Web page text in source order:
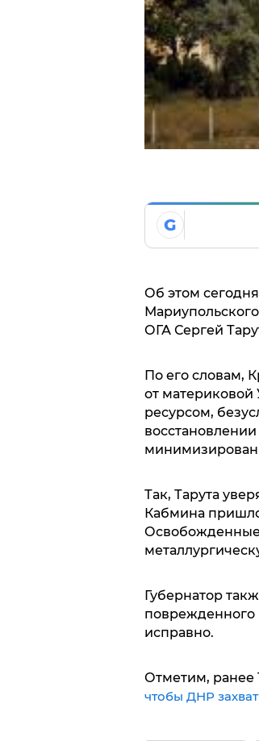
G
Об этом
ОГА Сергей
По его словам,
от
ресурсом,
Так, Тарута
Кабмина
Освобожденные
Губернатор
поврежденного
исправно.
Отметим, ранее
чтобы ДНР